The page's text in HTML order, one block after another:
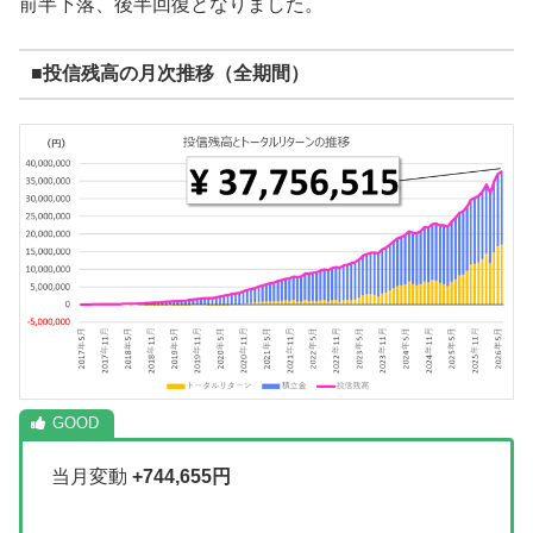
前半下落、後半回復となりました。
■投信残高の月次推移（全期間）
当月変動 +744,655円